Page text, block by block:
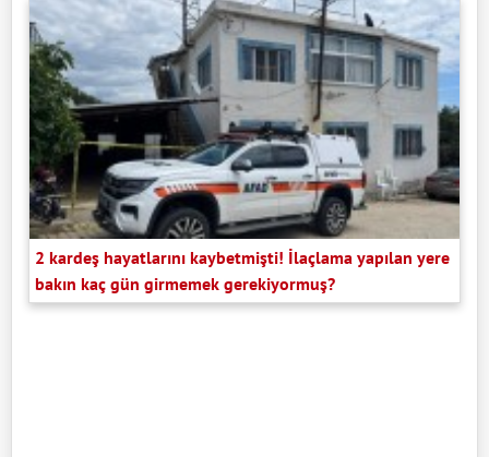
2 kardeş hayatlarını kaybetmişti! İlaçlama yapılan yere
bakın kaç gün girmemek gerekiyormuş?